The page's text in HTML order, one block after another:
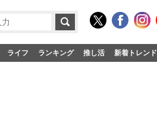
ライフ ランキング 推し活 新着トレンド